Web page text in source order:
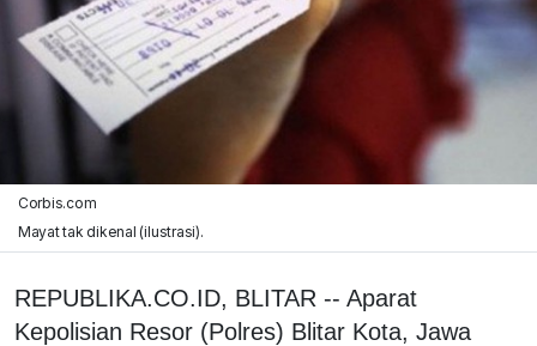
Corbis.com
Mayat tak dikenal (ilustrasi).
REPUBLIKA.CO.ID, BLITAR -- Aparat
Kepolisian Resor (Polres) Blitar Kota, Jawa